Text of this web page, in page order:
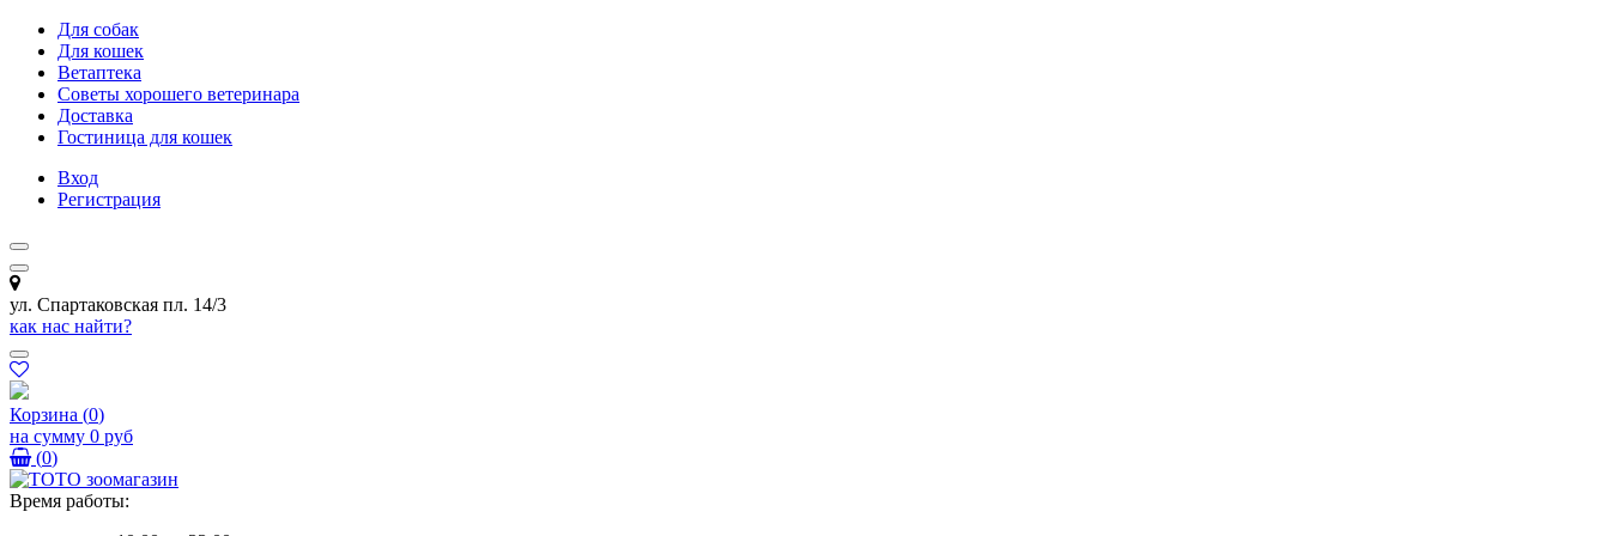
Для собак
Для кошек
Ветаптека
Советы хорошего ветеринара
Доставка
Гостиница для кошек
Вход
Регистрация
ул. Спартаковская пл. 14/3
как нас найти?
Корзина (0)
на сумму 0 руб
(0)
Время работы: